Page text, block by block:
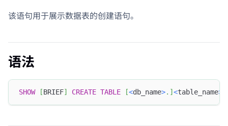
该语句用于展示数据表的创建语句。
语法
SHOW [BRIEF] CREATE TABLE [<db_name>. ] <table_name>